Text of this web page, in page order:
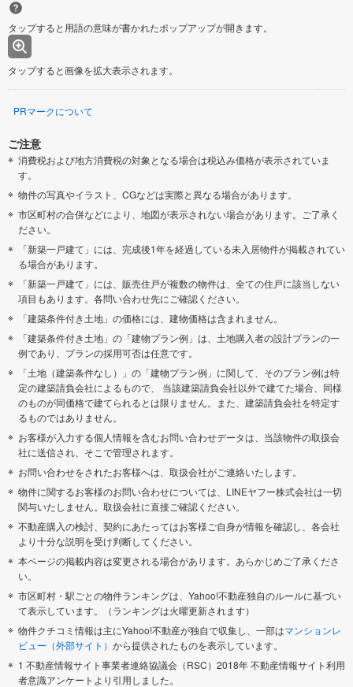
タップすると用語の意味が書かれたポップアップが開きます。
タップすると画像を拡大表示されます。
PRマークについて
ご注意
消費税および地方消費税の対象となる場合は税込み価格が表示されていま
す。
物件の写真やイラスト、CGなどは実際と異なる場合があります。
市区町村の合併などにより、地図が表示されない場合があります。ご了承く
ださい。
「新築一戸建て」には、完成後1年を経過している未入居物件が掲載されてい
る場合があります。
「新築一戸建て」には、販売住戸が複数の物件は、全ての住戸に該当しない
項目もあります。各問い合わせ先にご確認ください。
「建築条件付き土地」の価格には、建物価格は含まれません。
「建築条件付き土地」の「建物プラン例」は、土地購入者の設計プランの一
例であり、プランの採用可否は任意です。
「土地（建築条件なし）」の「建物プラン例」に関して、そのプラン例は特
定の建築請負会社によるもので、 当該建築請負会社以外で建てた場合、同様
のものが同価格で建てられるとは限りません。また、建築請負会社を特定す
るものではありません。
お客様が入力する個人情報を含むお問い合わせデータは、当該物件の取扱会
社に送信され、そこで管理されます。
お問い合わせをされたお客様へは、取扱会社がご連絡いたします。
物件に関するお客様のお問い合わせについては、LINEヤフー株式会社は一切
関与いたしません。取扱会社に直接ご確認ください。
不動産購入の検討、契約にあたってはお客様ご自身が情報を確認し、各会社
より十分な説明を受け判断してください。
本ページの掲載内容は変更される場合があります。あらかじめご了承くださ
い。
市区町村・駅ごとの物件ランキングは、Yahoo!不動産独自のルールに基づい
て表示しています。（ランキングは火曜更新されます）
物件クチコミ情報は主にYahoo!不動産が独自で収集し、一部はマンションレ
ビュー（外部サイト） から提供されたものを表示しています。
1 不動産情報サイト事業者連絡協議会（RSC）2018年 不動産情報サイト利用
者意識アンケートより引用しました。